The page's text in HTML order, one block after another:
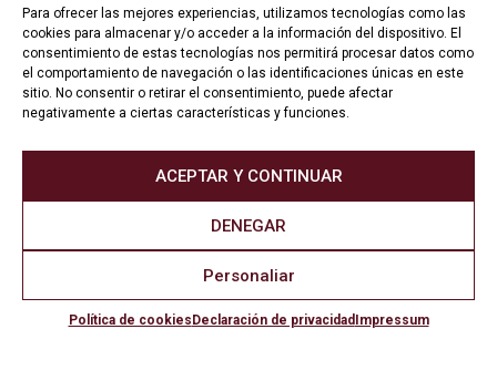
Para ofrecer las mejores experiencias, utilizamos tecnologías como las
cookies para almacenar y/o acceder a la información del dispositivo. El
consentimiento de estas tecnologías nos permitirá procesar datos como
el comportamiento de navegación o las identificaciones únicas en este
sitio. No consentir o retirar el consentimiento, puede afectar
negativamente a ciertas características y funciones.
ACEPTAR Y CONTINUAR
DENEGAR
Personaliar
Política de cookies Declaración de privacidad Impressum